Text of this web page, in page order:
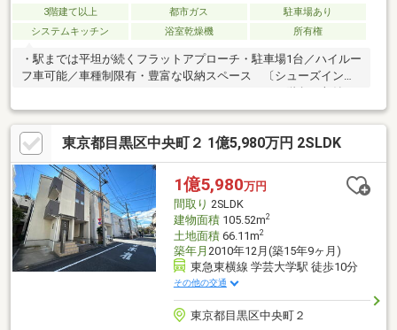
3階建て以上 都市ガス
駐車場あり
システムキッチン
浴室乾燥機 所有権
・駅までは平坦が続くフラットアプローチ・駐車場1台／ハイルー
フ車可能／車種制限有・豊富な収納スペース 〔シューズインク
パウダールーム収納等〕 ・無垢フローリング、建具の素材、珪
藻土（一部壁面）、質感と意匠に拘った内装・約8.6帖の主寝室、
約3.8帖のウォークインクローゼット付・L字型オープンキッチ
ン、アイランドキッチン台・約2帖のパントリー/冷蔵庫や調理家
電、食材等収納可 ・窓のあるバスルーム1618サイズ ・収納力
のある約3.5帖のパウダールーム
東京都目黒区中央町２ 1億5,980万円 2SLDK
1億5,980万円
間取り 2SLDK
建物面積105.52m2
土地面積66.11m2
築年月 2010年12月(築15年9ヶ月)
東急東横線 学芸大学駅 徒歩10分
その他の交通
東京都目黒区中央町２